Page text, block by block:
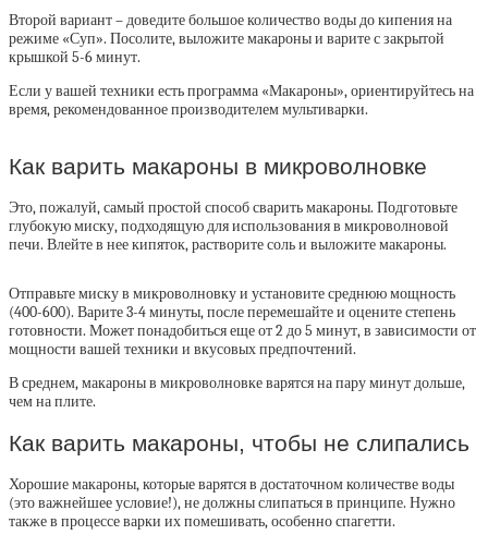
Второй вариант – доведите большое количество воды до кипения на
режиме «Суп». Посолите, выложите макароны и варите с закрытой
крышкой 5-6 минут.
Если у вашей техники есть программа «Макароны», ориентируйтесь на
время, рекомендованное производителем мультиварки.
Как варить макароны в микроволновке
Это, пожалуй, самый простой способ сварить макароны. Подготовьте
глубокую миску, подходящую для использования в микроволновой
печи. Влейте в нее кипяток, растворите соль и выложите макароны.
Отправьте миску в микроволновку и установите среднюю мощность
(400-600). Варите 3-4 минуты, после перемешайте и оцените степень
готовности. Может понадобиться еще от 2 до 5 минут, в зависимости от
мощности вашей техники и вкусовых предпочтений.
В среднем, макароны в микроволновке варятся на пару минут дольше,
чем на плите.
Как варить макароны, чтобы не слипались
Хорошие макароны, которые варятся в достаточном количестве воды
(это важнейшее условие!), не должны слипаться в принципе. Нужно
также в процессе варки их помешивать, особенно спагетти.